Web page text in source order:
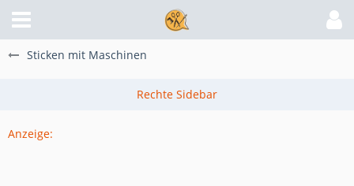
Sticken mit Maschinen
Anzeige: